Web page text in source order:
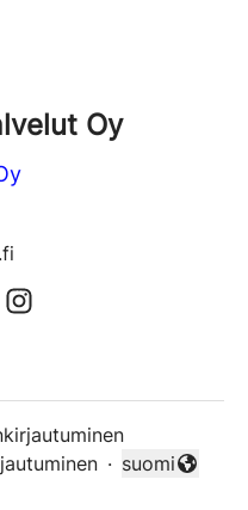
Oy
·
Vaihda kieli
suomi